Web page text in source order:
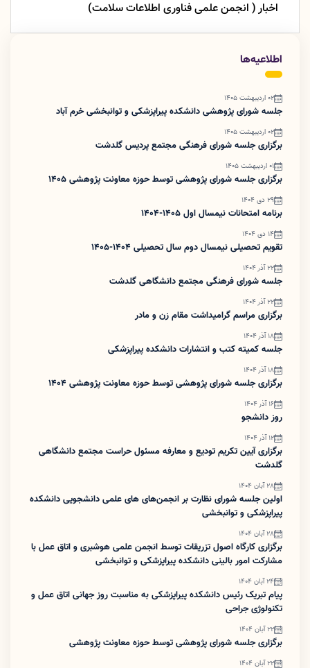
اخبار ( انجمن علمی فناوری اطلاعات سلامت)
اطلاعیه‌ها
02 اردیبهشت 1405
جلسه شورای پژوهشی دانشکده پیراپزشکی و توانبخشی خرم آباد
02 اردیبهشت 1405
برگزاری جلسه شورای فرهنگی مجتمع پردیس گلدشت
01 اردیبهشت 1405
برگزاری جلسه شورای پژوهشی توسط حوزه معاونت پژوهشی ۱۴۰۵
29 دی 1404
برنامه امتحانات نیمسال اول 1405-1404
14 دی 1404
تقویم تحصیلی نیمسال دوم سال تحصیلی 1404-1405
22 آذر 1404
جلسه شورای فرهنگی مجتمع دانشگاهی گلدشت
22 آذر 1404
برگزاری مراسم گرامیداشت مقام زن و مادر
18 آذر 1404
جلسه کمیته کتب و انتشارات دانشکده پیراپزشکی
18 آذر 1404
برگزاری جلسه شورای پژوهشی توسط حوزه معاونت پژوهشی ۱۴۰۴
16 آذر 1404
روز دانشجو
12 آذر 1404
برگزاری آیین تکریم تودیع و معارفه مسئول حراست مجتمع دانشگاهی
گلدشت
28 آبان 1404
اولین جلسه شورای نظارت بر انجمن‌های های علمی دانشجویی دانشکده
پیراپزشکی و توانبخشی
28 آبان 1404
برگزاری کارگاه اصول تزریقات توسط انجمن علمی هوشبری و اتاق عمل با
مشارکت امور بالینی دانشکده پیراپزشکی و توانبخشی
24 آبان 1404
پیام تبریک رئیس دانشکده پیراپزشکی به مناسبت روز جهانی اتاق عمل و
تکنولوژی جراحی
22 آبان 1404
برگزاری جلسه شورای پژوهشی توسط حوزه معاونت پژوهشی
22 آبان 1404